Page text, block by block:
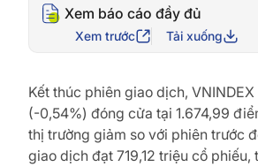
Xem báo cáo đầy đủ
Xem trước Tải xuống
Kết thúc phiên giao dịch,
(-0,54%) đóng cửa tại 1.674,99
thị trường giảm so với phiên trước
giao dịch đạt 719,12 triệu cổ